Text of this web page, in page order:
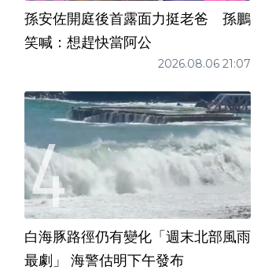
孫安佐開庭後首露面力挺老爸 孫鵬
笑喊：想趕快當阿公
2026.08.06 21:07
白海豚路徑仍有變化「週末北部風雨
最劇」 海警估明下午發布